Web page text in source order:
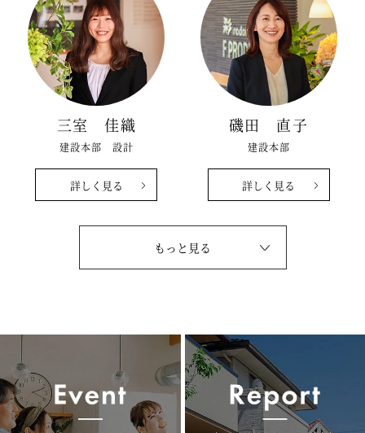
三室 佳織
建設本部 設計
詳しく見る
磯田 直子
建設本部
詳しく見る
もっと見る